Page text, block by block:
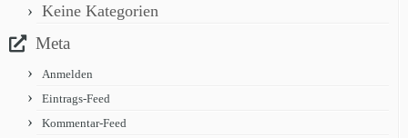
Keine Kategorien
Meta
Anmelden
Eintrags-Feed
Kommentar-Feed